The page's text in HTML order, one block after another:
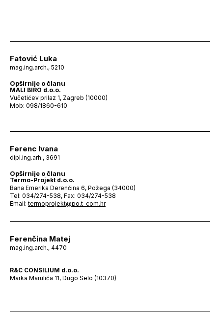
Fatović Luka
mag.ing.arch., 5210
Opširnije o članu
MALI BIRO d.o.o.
Vučetićev prilaz 1, Zagreb (10000)
Mob: 098/1860-610
Ferenc Ivana
dipl.ing.arh., 3691
Opširnije o članu
Termo-Projekt d.o.o.
Bana Emerika Derenčina 6, Požega (34000)
Tel: 034/274-538, Fax: 034/274-538
Email:termoprojekt@po.t-com.hr
Ferenčina Matej
mag.ing.arch., 4470
R&C CONSILIUM d.o.o.
Marka Marulića 11, Dugo Selo (10370)